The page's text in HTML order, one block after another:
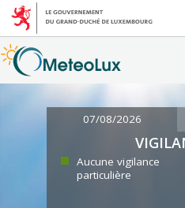
07/08/2026
Aucune vigilance
particulière